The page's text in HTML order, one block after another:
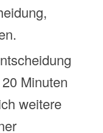
Minuten
weitere